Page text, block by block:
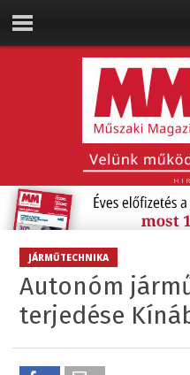
JÁRMŰTECHNIKA
Autonóm
terjedése